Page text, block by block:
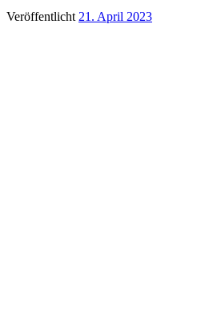
Veröffentlicht 21. April 2023